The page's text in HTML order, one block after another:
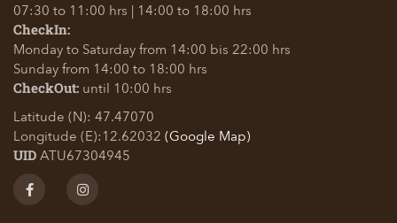
07:30 to 11:00 hrs | 14:00 to 18:00 hrs
CheckIn:
Monday to Saturday from 14:00 bis 22:00 hrs
Sunday from 14:00 to 18:00 hrs
CheckOut: until 10:00 hrs
Latitude (N): 47.47070
Longitude (E):12.62032 (Google Map)
UID ATU67304945